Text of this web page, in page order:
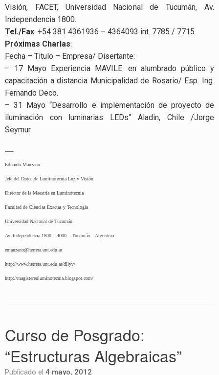
Visión, FACET, Universidad Nacional de Tucumán, Av.
Independencia 1800.
Tel./Fax: +54 381 4361936 – 4364093 int. 7785 / 7715
Próximas Charlas:
Fecha – Titulo – Empresa/ Disertante:
– 17 Mayo Experiencia MAVILE: en alumbrado público y
capacitación a distancia Municipalidad de Rosario/ Esp. Ing.
Fernando Deco.
– 31 Mayo “Desarrollo e implementación de proyecto de
iluminación con luminarias LEDs” Aladin, Chile /Jorge
Seymur.
—
Eduardo Manzano
Jefe del Dpto. de Luminotecnia Luz y Visión
Director de la Maestría en Luminotecnia
Facultad de Ciencias Exactas y Tecnología
Universidad Nacional de Tucumán
Av. Independencia 1800 – 4000 – Tucumán – Argentina
emanzano@herrera.unt.edu.ar
http://www.herrera.unt.edu.ar/dllyv/
http://magisterenluminotecnia.blogspot.com/
Curso de Posgrado:
“Estructuras Algebraicas”
Publicado el 4 mayo, 2012